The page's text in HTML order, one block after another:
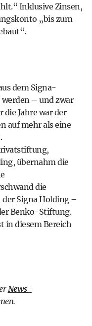
Inklusive Zinsen,
„bis zum
dem Signa-
– und zwar
Jahre war der
auf mehr als eine
übernahm die
die
Signa Holding –
Benko-Stiftung.
in diesem Bereich
News-